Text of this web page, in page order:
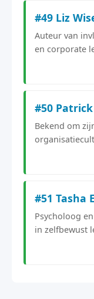
#49 Liz
Auteur van
en corporate
#50
Bekend om
#51 Tasha
Psycholoog
in zelfbewust